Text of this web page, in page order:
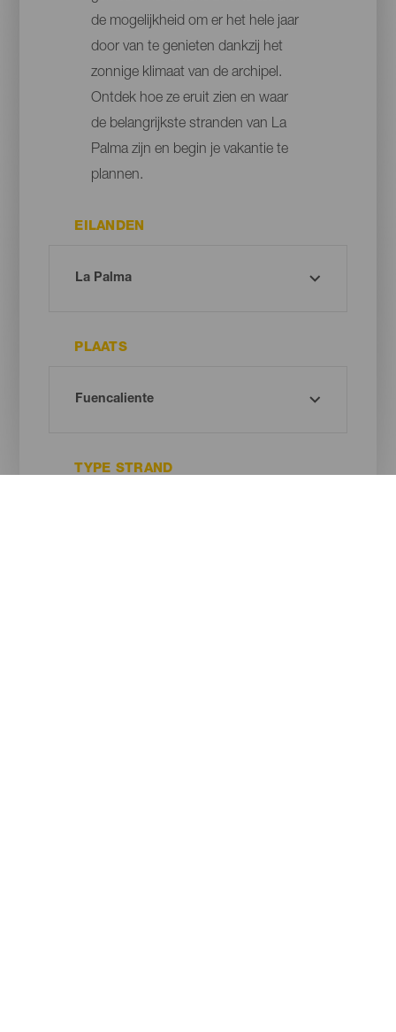
de mogelijkheid om er het hele jaar
door van te genieten dankzij het
zonnige klimaat van de archipel.
Ontdek hoe ze eruit zien en waar
de belangrijkste stranden van La
Palma zijn en begin je vakantie te
plannen.
EILANDEN
PLAATS
TYPE STRAND